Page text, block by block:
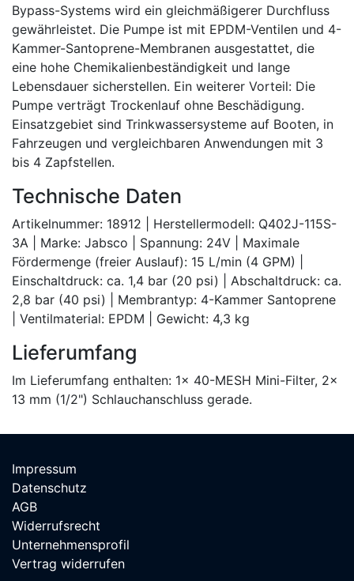
Bypass-Systems wird ein gleichmäßigerer Durchfluss
gewährleistet. Die Pumpe ist mit EPDM-Ventilen und 4-
Kammer-Santoprene-Membranen ausgestattet, die
eine hohe Chemikalienbeständigkeit und lange
Lebensdauer sicherstellen. Ein weiterer Vorteil: Die
Pumpe verträgt Trockenlauf ohne Beschädigung.
Einsatzgebiet sind Trinkwassersysteme auf Booten, in
Fahrzeugen und vergleichbaren Anwendungen mit 3
bis 4 Zapfstellen.
Technische Daten
Artikelnummer: 18912 | Herstellermodell: Q402J-115S-
3A | Marke: Jabsco | Spannung: 24V | Maximale
Fördermenge (freier Auslauf): 15 L/min (4 GPM) |
Einschaltdruck: ca. 1,4 bar (20 psi) | Abschaltdruck: ca.
2,8 bar (40 psi) | Membrantyp: 4-Kammer Santoprene
| Ventilmaterial: EPDM | Gewicht: 4,3 kg
Lieferumfang
Im Lieferumfang enthalten: 1x 40-MESH Mini-Filter, 2x
13 mm (1/2") Schlauchanschluss gerade.
Impressum
Datenschutz
AGB
Widerrufsrecht
Unternehmensprofil
Vertrag widerrufen